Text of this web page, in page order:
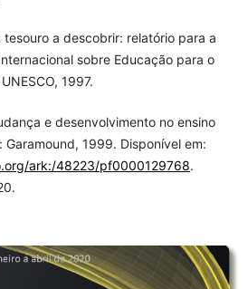
tesouro a descobrir: relatório para a
sobre Educação para o
1997.
e desenvolvimento no ensino
Garamound, 1999. Disponível em:
ark:/48223/pf0000129768.